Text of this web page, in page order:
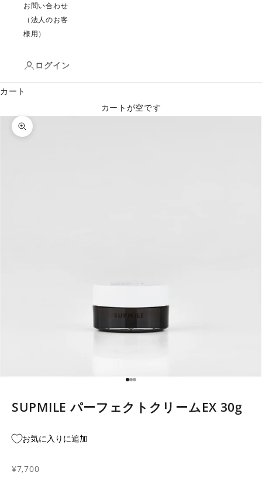
お問い合わせ
（法人のお客
様用）
ログイン
カート
カートが空です
ズームイン
SUPMILE パーフェクトクリームEX 30g
お気に入りに追加
セール価格
¥7,700